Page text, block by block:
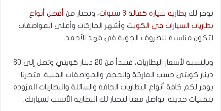
نوفر لك بطارية سيارة كفالة 3 سنوات ، ونختار من أفضل أنواع
بطاريات السيارات في الكويت وأشهر الماركات وأعلى المواصفات
لتكون مناسبة للظروف الجوية في فهد الأحمد.
وبالنسبة لأسعار البطاريات، فتبدأ من 20 دينار كويتي وتصل إلى 60
دينار كويتي حسب الماركة والحجم والمواصفات الفنية. متجرنا
يوفر لكم كافة أنواع البطاريات الجافة والسائلة والبطاريات المزودة
بتقنيات حديثة. تواصل معنا لنختار لك البطارية الأنسب لسيارتك.